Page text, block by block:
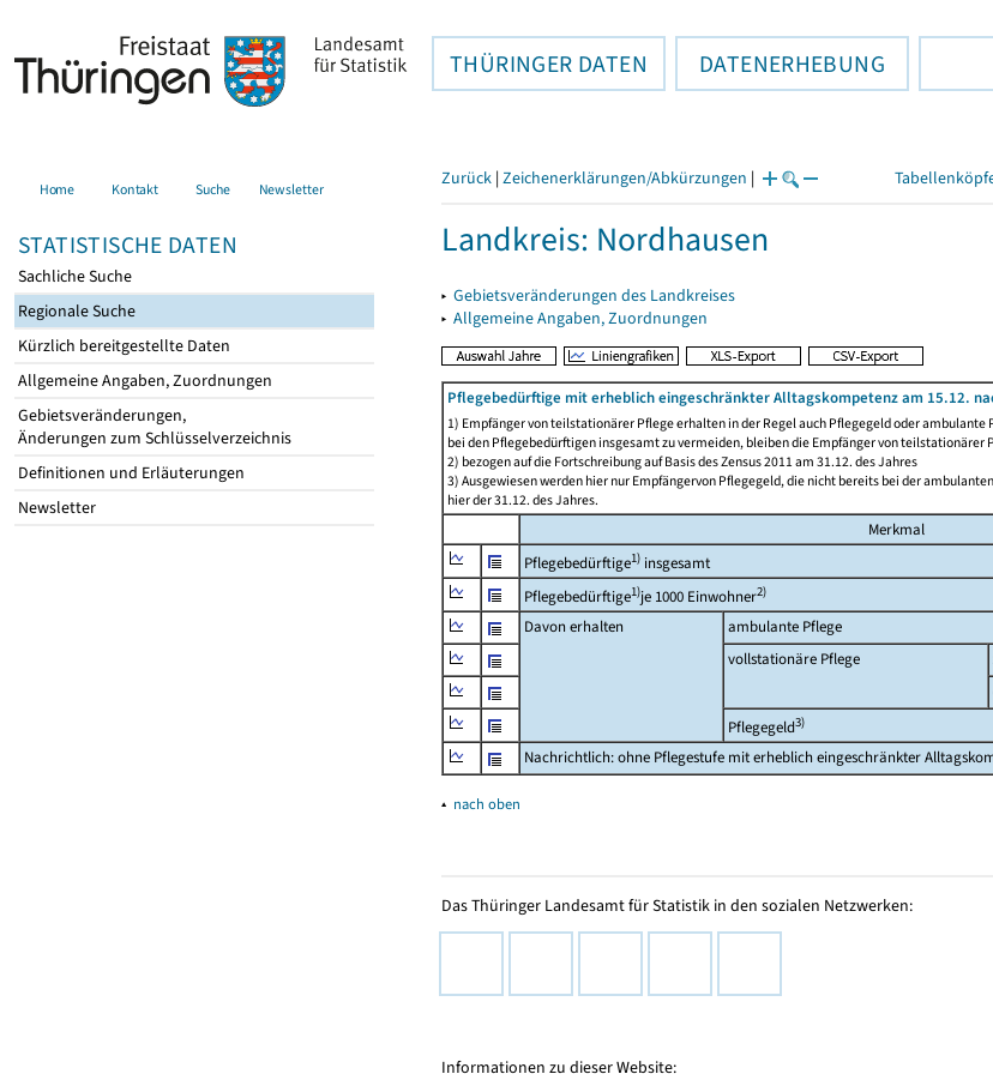
THÜRINGER DATEN DATENERHEBUNG
Home Kontakt Suche Newsletter
STATISTISCHE DATEN
Sachliche Suche
Regionale Suche
Kürzlich bereitgestellte Daten
Allgemeine Angaben, Zuordnungen
Gebietsveränderungen,
Änderungen zum Schlüsselverzeichnis
Definitionen und Erläuterungen
Newsletter
Zurück | Zeichenerklärungen/Abkürzungen |
Landkreis: Nordhausen
▸ Gebietsveränderungen des Landkreises
▸ Allgemeine Angaben, Zuordnungen
Pflegebedürftige mit erheblich eingeschränkter Alltagskompetenz am 15.12.
1) Empfänger von teilstationärer Pflege erhalten in der Regel auch Pflegegeld oder
bei den Pflegebedürftigen insgesamt zu vermeiden, bleiben die Empfänger von teilstationärer
2) bezogen auf die Fortschreibung auf Basis des Zensus 2011 am 31.12. des Jahres
3) Ausgewiesen werden hier nur Empfängervon Pflegegeld, die nicht bereits bei der
hier der 31.12. des Jahres.
Merkmal
Pflegebedürftige1) insgesamt
Pflegebedürftige1)je 1000 Einwohner2)
Davon erhalten
ambulante Pflege
vollstationäre Pflege
Pflegegeld3)
Nachrichtlich: ohne Pflegestufe mit erheblich eingeschränkter
▴ nach oben
Das Thüringer Landesamt für Statistik in den sozialen Netzwerken:
Informationen zu dieser Website: